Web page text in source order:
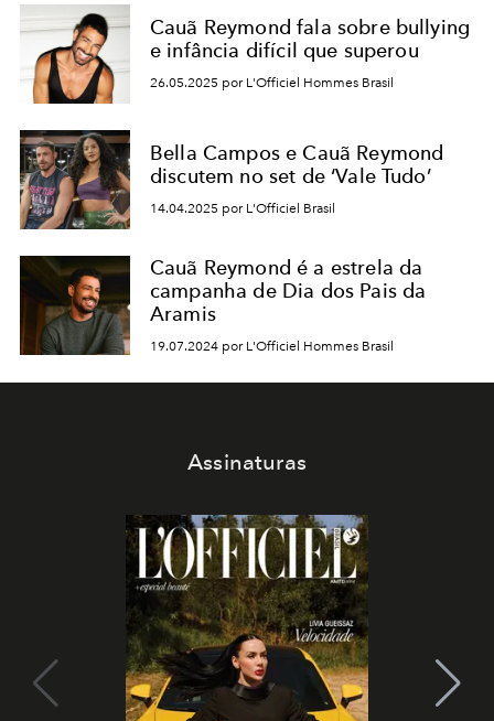
Cauã Reymond fala sobre bullying
e infância difícil que superou
26.05.2025 por L'Officiel Hommes Brasil
Bella Campos e Cauã Reymond
discutem no set de ‘Vale Tudo’
14.04.2025 por L'Officiel Brasil
Cauã Reymond é a estrela da
campanha de Dia dos Pais da
Aramis
19.07.2024 por L'Officiel Hommes Brasil
Assinaturas